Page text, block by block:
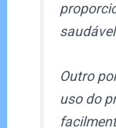
Outro
uso do